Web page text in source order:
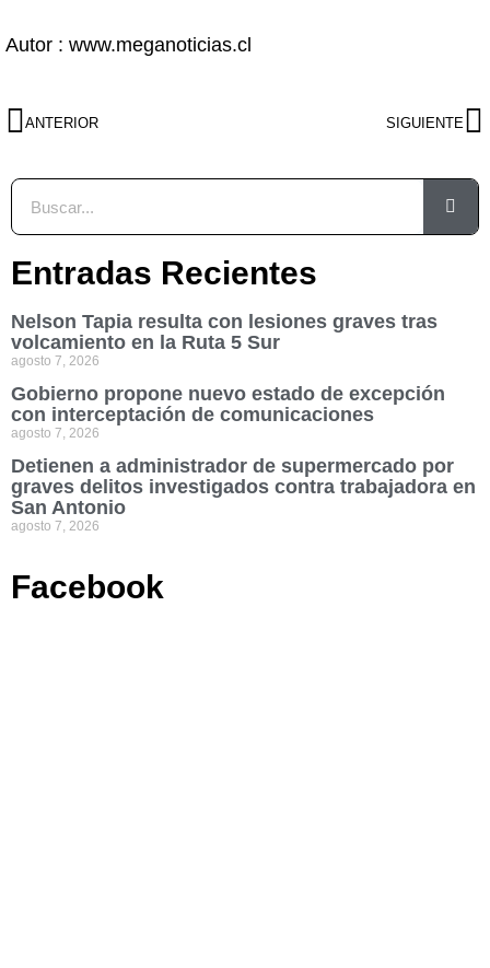
Autor : www.meganoticias.cl
ANTERIOR SIGUIENTE
Entradas Recientes
Nelson Tapia resulta con lesiones graves tras
volcamiento en la Ruta 5 Sur
agosto 7, 2026
Gobierno propone nuevo estado de excepción
con interceptación de comunicaciones
agosto 7, 2026
Detienen a administrador de supermercado por
graves delitos investigados contra trabajadora en
San Antonio
agosto 7, 2026
Facebook